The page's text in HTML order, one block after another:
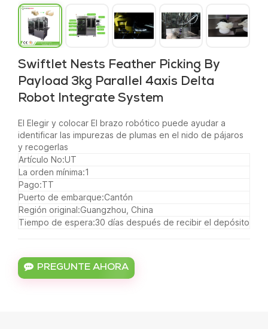
Swiftlet Nests Feather Picking By
Payload 3kg Parallel 4axis Delta
Robot Integrate System
El Elegir y colocar El brazo robótico puede ayudar a
identificar las impurezas de plumas en el nido de pájaros
y recogerlas
Artículo No:UT
La orden mínima:1
Pago:TT
Puerto de embarque:Cantón
Región original:Guangzhou, China
Tiempo de espera:30 días después de recibir el depósito
PREGUNTE AHORA